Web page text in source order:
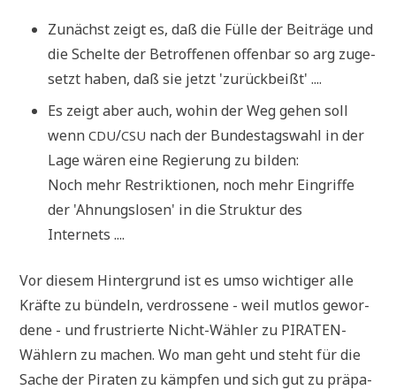
Zunächst zeigt es, daß die Fül­le der Bei­trä­ge und
die Schel­te der Betrof­fe­nen offen­bar so arg zuge­
setzt haben, daß sie jetzt 'zurück­beißt' ....
Es zeigt aber auch, wohin der Weg gehen soll
wennCDU/CSU nach der Bun­des­tags­wahl in der
Lage wären eine Regie­rung zu bil­den:
Noch mehr Restrik­tio­nen, noch mehr Ein­grif­fe
der 'Ahnungs­lo­sen' in die Struk­tur des
Internets ....
Vor die­sem Hin­ter­grund ist es umso wich­ti­ger alle
Kräf­te zu bün­deln, ver­dros­se­ne - weil mut­los gewor­
de­ne - und fru­strier­te Nicht-Wäh­ler zu PIRA­TEN-
Wäh­lern zu machen. Wo man geht und steht für die
Sache der Pira­ten zu kämp­fen und sich gut zu prä­pa­